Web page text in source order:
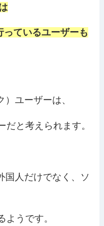
ているユーザーも
ユーザーは、
だと考えられます。
国人だけでなく、ソ
ようです。